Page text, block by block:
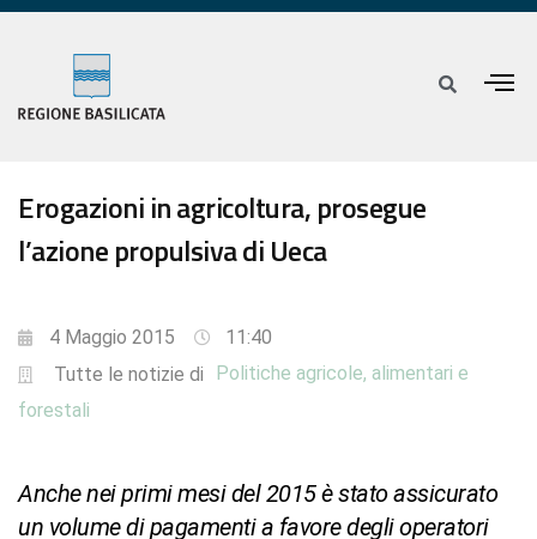
Erogazioni in agricoltura, prosegue
l’azione propulsiva di Ueca
4 Maggio 2015
11:40
Tutte le notizie di
Politiche agricole, alimentari e
forestali
Anche nei primi mesi del 2015 è stato assicurato
un volume di pagamenti a favore degli operatori